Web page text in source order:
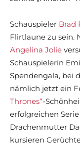
Schauspieler Brad
Flirtlaune zu sein.
Angelina Jolie
Schauspielerin
Spendengala, bei
nämlich jetzt ein
Thrones“-
erfolgreichen
Drachenmutter
kursieren